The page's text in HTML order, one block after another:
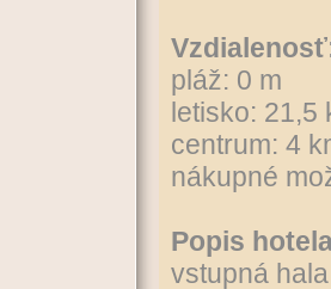
pláž: 0 m
letisko: 21,5
centrum: 4
nákupné
Popis
vstupná